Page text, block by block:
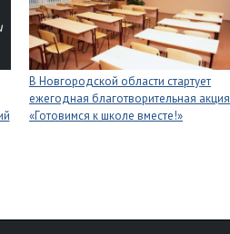
В Новгородской области стартует
ежегодная благотворительная акция
«Готовимся к школе вместе!»